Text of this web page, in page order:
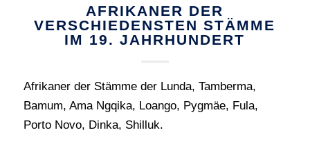
AFRIKANER DER
VERSCHIEDENSTEN STÄMME
IM 19. JAHRHUNDERT
Afrikaner der Stämme der Lunda, Tamberma,
Bamum, Ama Ngqika, Loango, Pygmäe, Fula,
Porto Novo, Dinka, Shilluk.